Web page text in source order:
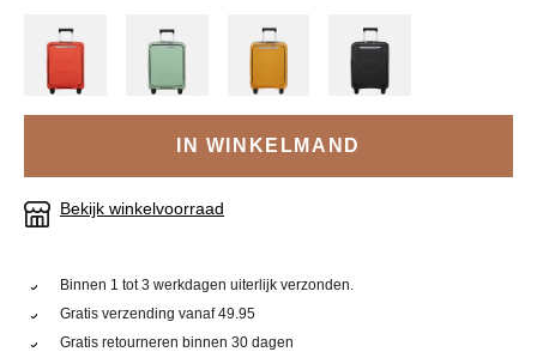
IN WINKELMAND
Bekijk winkelvoorraad
Binnen 1 tot 3 werkdagen uiterlijk verzonden.
Gratis verzending vanaf 49.95
Gratis retourneren binnen 30 dagen